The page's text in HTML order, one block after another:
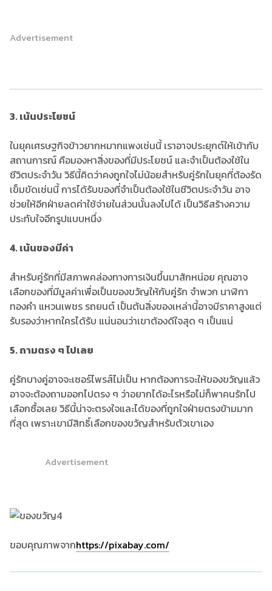
Advertisement
3.เน้นประโยชน์
ในยุคเศรษฐกิจข้าวยากหมากแพงเช่นนี้ เราอาจประยุกต์ให้เข้ากับ
สถานการณ์ คือมองหาสิ่งของที่มีประโยชน์ และจำเป็นต้องใช้ใน
ชีวิตประจำวัน วิธีนี้คิดว่าคงถูกใจไม่น้อยสำหรับคู่รักในยุคที่ต้องรัด
เข็มขัดเช่นนี้ การได้รับของที่จำเป็นต้องใช้ในชีวิตประจำวัน อาจ
ช่วยให้อีกฝ่ายลดค่าใช้จ่ายในส่วนนั้นลงไปได้ เป็นวิธีสร้างความ
ประทับใจอีกรูปแบบหนึ่ง
4.เน้นของมีค่า
สำหรับคู่รักที่มีสภาพคล่องทางการเงินขึ้นมาสักหน่อย คุณอาจ
เลือกของที่มีมูลค่าเพื่อเป็นของขวัญให้กับคู่รัก จำพวก นาฬิกา
ทองคำ แหวนเพชร รถยนต์ เป็นต้นสิ่งของเหล่านี้อาจมีราคาสูงแต่
รับรองว่าหากใครได้รับ แน่นอนว่าเขาต้องดีใจสุด ๆ เป็นแน่
5.ถามตรง ๆ ไปเลย
คู่รักบางคู่อาจจะเซอร์ไพรส์ไม่เป็น หากต้องการจะให้ของขวัญแล้ว
อาจจะต้องถามออกไปตรง ๆ ว่าอยากได้อะไรหรือไม่ก็พาคนรักไป
เลือกซื้อเลย วิธีนี้น่าจะตรงใจและได้ของที่ถูกใจฝ่ายตรงข้ามมาก
ที่สุด เพราะเขามีสิทธิ์เลือกของขวัญสำหรับตัวเขาเอง
Advertisement
ขอบคุณภาพจากhttps://pixabay.com/